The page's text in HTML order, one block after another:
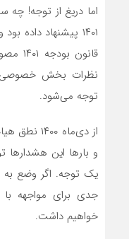
اما دریغ از توجه! چه
۱۴۰۱ پیشنهاد
قانون
نظرات بخش خصوصی
توجه می‌شود.
از دی‌ماه
و بارها این هشدارها
یک توجه. اگر وضع به
جدی برای مواجهه
خواهیم داشت.